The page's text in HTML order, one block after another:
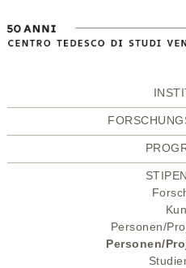
Personen/
Personen/